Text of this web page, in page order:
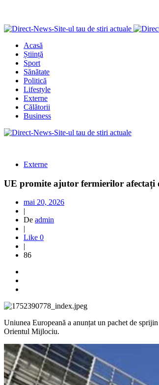
Acasă
Știință
Sport
Sănătate
Politică
Lifestyle
Externe
Călătorii
Business
Externe
UE promite ajutor fermierilor
mai 20, 2026
|
De admin
|
Like 0
|
86
Uniunea Europeană a anunțat un pachet de
Orientul Mijlociu.